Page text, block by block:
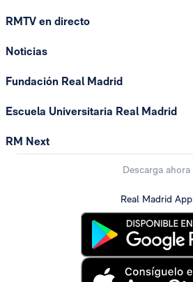
RMTV en directo
Noticias
Fundación Real Madrid
Escuela Universitaria Real Madrid
RM Next
Descarga ahora
Real Madrid App